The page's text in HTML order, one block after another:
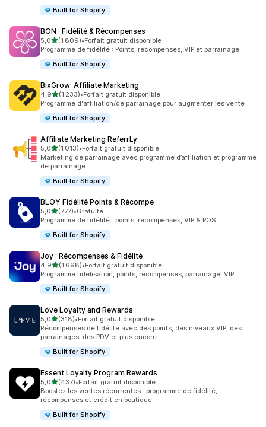
Built for Shopify
BON : Fidélité & Récompenses
5,0étoile(s) sur 5
(1 809)
1809 avis au total
•Forfait gratuit disponible
Programme de fidélité : Points, récompenses, VIP et parrainage
Built for Shopify
BixGrow: Affiliate Marketing
4,9étoile(s) sur 5
(1 233)
1233 avis au total
•Forfait gratuit disponible
Programme d'affiliation/de parrainage pour augmenter les vente
Built for Shopify
Affiliate Marketing ReferrLy
5,0étoile(s) sur 5
(1 013)
1013 avis au total
•Forfait gratuit disponible
Marketing de parrainage avec programme d’affiliation et programme
de parrainage
Built for Shopify
BLOY Fidélité Points & Récompe
5,0étoile(s) sur 5
(777)
777 avis au total
•Gratuite
Programme de fidélité : points, récompenses, VIP & POS
Built for Shopify
Joy : Récompenses & Fidélité
4,9étoile(s) sur 5
(1 698)
1698 avis au total
•Forfait gratuit disponible
Programme fidélisation, points, récompenses, parrainage, VIP
Built for Shopify
Love Loyalty and Rewards
5,0étoile(s) sur 5
(318)
318 avis au total
•Forfait gratuit disponible
Récompenses de fidélité avec des points, des niveaux VIP, des
parrainages, des PDV et plus encore
Built for Shopify
Essent Loyalty Program Rewards
5,0étoile(s) sur 5
(437)
437 avis au total
•Forfait gratuit disponible
Boostez les ventes récurrentes : programme de fidélité,
récompenses et crédit en boutique
Built for Shopify